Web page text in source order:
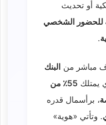
أو تحديث
للحضور الشخصي
.
مباشر من البنك
يمتلك
55٪ من
، برأسمال قدره
. وتأتي «هوية»